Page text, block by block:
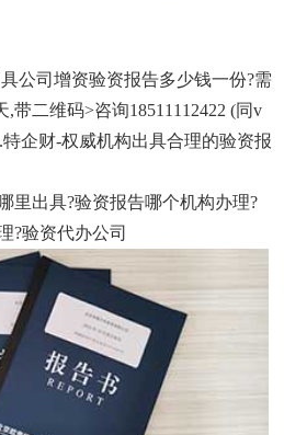
公司增资验资报告多少钱一份?需
带二维码>咨询18511112422 (同v
特企财-权威机构出具合理的验资报
里出具?验资报告哪个机构办理?
?验资代办公司